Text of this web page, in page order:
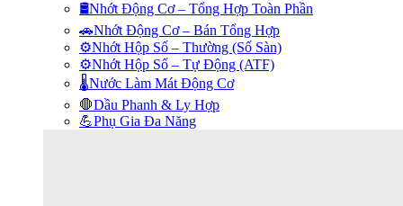
🛢️Nhớt Động Cơ – Tổng Hợp Toàn Phần
🚗Nhớt Động Cơ – Bán Tổng Hợp
⚙️Nhớt Hộp Số – Thường (Số Sàn)
⚙️Nhớt Hộp Số – Tự Động (ATF)
🌡️Nước Làm Mát Động Cơ
🛑Dầu Phanh & Ly Hợp
💪Phụ Gia Đa Năng